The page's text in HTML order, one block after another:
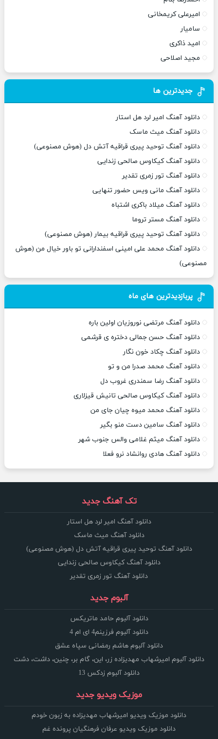
امیرعلی کریمخانی
سامیار
امید ذاکری
مجید اصلاحی
جدیدترین ها
دانلود آهنگ امیر لرد هل استار
دانلود آهنگ میث ماسک
دانلود آهنگ توحید پیری قراقیه آتش دل (هوش مصنوعی)
دانلود آهنگ کیکاوس صالحی زندایی
دانلود آهنگ تور زمری تقدیر
دانلود آهنگ مانی ویس حضور تنهایی
دانلود آهنگ میلاد باکری اشتباه
دانلود آهنگ مستر تروما
دانلود آهنگ توحید پیری قراقیه بیمار (هوش مصنوعی)
دانلود آهنگ محمد علی امینی اسفندارانی تو باور خیال من (هوش
مصنوعی)
پربازدیدترین های ماه
دانلود آهنگ مرتضی نوروزیان اولین باره
دانلود آهنگ حسن جمالی دختره ی قرشمی
دانلود آهنگ چکاد خون نگار
دانلود آهنگ محمد صدرا من و تو
دانلود آهنگ رضا سمندری غروب دل
دانلود آهنگ کیکاوس صالحی تانیش قیزلاری
دانلود آهنگ محمد میوه چیان جای من
دانلود آهنگ سامین دست منو بگیر
دانلود آهنگ میثم غلامی والس جنوب شهر
دانلود آهنگ هادی روانشاد نرو فعلا
تک آهنگ جدید
دانلود آهنگ امیر لرد هل استار
دانلود آهنگ میث ماسک
دانلود آهنگ توحید پیری قراقیه آتش دل (هوش مصنوعی)
دانلود آهنگ کیکاوس صالحی زندایی
دانلود آهنگ تور زمری تقدیر
آلبوم جدید
دانلود آلبوم حامد ماتریکس
دانلود آلبوم فرزینم4 ای ام 4
دانلود آلبوم هاشم رمضانی سپاه عشق
دانلود آلبوم امیرشهاب مهدیزاده زر، این، گام بر، چنین، داشت، دشت
دانلود آلبوم زدکس 13
موزیک ویدیو جدید
دانلود موزیک ویدیو امیرشهاب مهدیزاده به زبون خودم
دانلود موزیک ویدیو عرفان فرهنگیان پرونده غم